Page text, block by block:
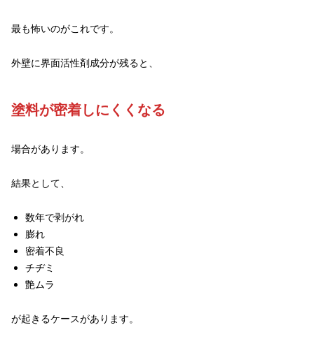
最も怖いのがこれです。
外壁に界面活性剤成分が残ると、
塗料が密着しにくくなる
場合があります。
結果として、
数年で剥がれ
膨れ
密着不良
チヂミ
艶ムラ
が起きるケースがあります。